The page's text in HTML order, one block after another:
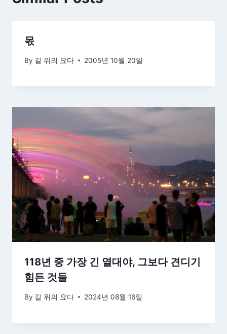
몫
By 길 위의 요다 2005년 10월 20일
118년 중 가장 긴 열대야, 그보다 견디기
힘든 것들
By 길 위의 요다 2024년 08월 16일